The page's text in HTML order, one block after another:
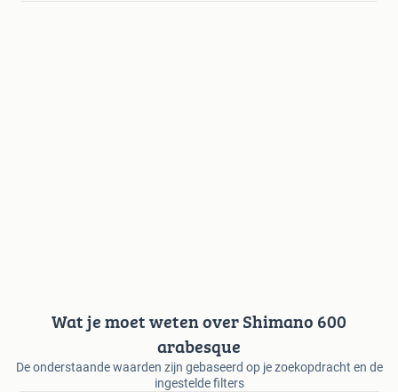
Wat je moet weten over Shimano 600
arabesque
De onderstaande waarden zijn gebaseerd op je zoekopdracht en de
ingestelde filters